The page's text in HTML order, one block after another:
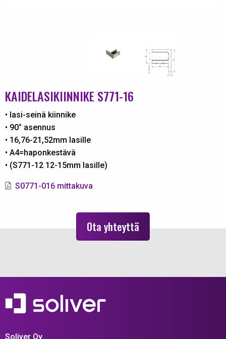
KAIDELASIKIINNIKE S771-16
• lasi-seinä kiinnike
• 90° asennus
• 16,76-21,52mm lasille
• A4=haponkestävä
• (S771-12 12-15mm lasille)
S0771-016 mittakuva
Ota yhteyttä
Soliver Oy